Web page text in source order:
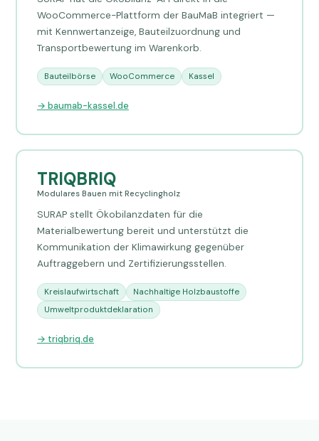
WooCommerce-Plattform der BauMaB integriert —
mit Kennwertanzeige, Bauteilzuordnung und
Transportbewertung im Warenkorb.
Bauteilbörse WooCommerce Kassel
→ baumab-kassel.de
TRIQBRIQ
Modulares Bauen mit Recyclingholz
SURAP stellt Ökobilanzdaten für die
Materialbewertung bereit und unterstützt die
Kommunikation der Klimawirkung gegenüber
Auftraggebern und Zertifizierungsstellen.
Kreislaufwirtschaft
Nachhaltige Holzbaustoffe
Umweltproduktdeklaration
→ triqbriq.de